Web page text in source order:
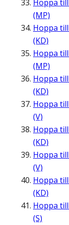
Hoppa till
(MP)
Hoppa till
(KD)
Hoppa till
(MP)
Hoppa till
(KD)
Hoppa till
(V)
Hoppa till
(KD)
Hoppa till
(V)
Hoppa till
(KD)
Hoppa till
(S)